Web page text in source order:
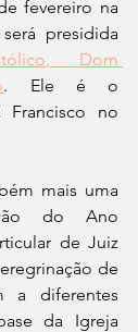
fevereiro na
presidida
Dom
. Ele é o
Francisco no
mais uma
do Ano
de Juiz
de
a diferentes
da Igreja